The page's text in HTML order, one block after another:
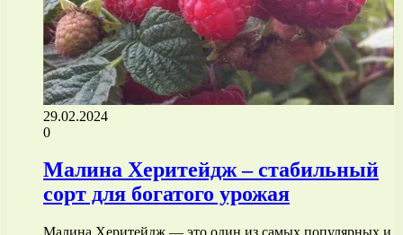
29.02.2024
0
Малина Херитейдж – стабильный
сорт для богатого урожая